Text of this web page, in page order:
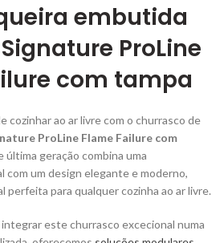
embutida
ProLine
com tampa
cozinhar ao ar livre com o churrasco de
ProLine Flame Failure com
última geração combina uma
com um design elegante e moderno,
perfeita para qualquer cozinha ao ar livre.
este churrasco excecional numa